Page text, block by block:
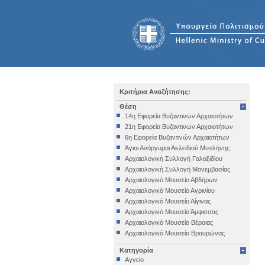
Κριτήρια Αναζήτησης:
Θέση
14η Εφορεία Βυζαντινών Αρχαιοτήτων
21η Εφορεία Βυζαντινών Αρχαιοτήτων
6η Εφορεία Βυζαντινών Αρχαιοτήτων
Άγιοι Ανάργυροι Ακλειδιού Μυτιλήνης
Αρχαιολογική Συλλογή Γαλαξιδίου
Αρχαιολογική Συλλογή Μονεμβασίας
Αρχαιολογικό Μουσείο Αβδήρων
Αρχαιολογικό Μουσείο Αγρινίου
Αρχαιολογικό Μουσείο Αίγινας
Αρχαιολογικό Μουσείο Άμφισσας
Αρχαιολογικό Μουσείο Βέροιας
Αρχαιολογικό Μουσείο Βραυρώνας
Αρχαιολογικό Μουσείο Δελφών
Αρχαιολογικό Μουσείο Ηγουμενίτσας
Κατηγορία
Αγγείο